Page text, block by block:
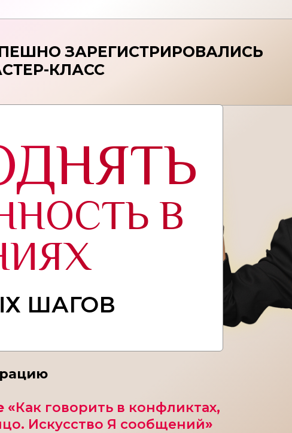
ЗАРЕГИСТРИРОВАЛИСЬ
КЛАСС
«Как говорить в конфликтах,
Искусство Я сообщений»
ШАГОВ
В